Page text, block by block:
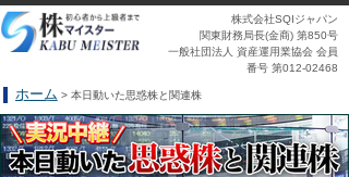
株式会社SQIジャパン
関東財務局長(金商) 第850号
一般社団法人 資産運用業協会 会員
番号 第012-02468
ホーム > 本日動いた思惑株と関連株